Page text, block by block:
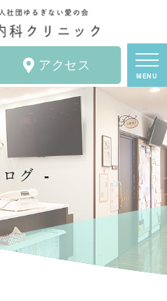
アクセス
MENU
グ